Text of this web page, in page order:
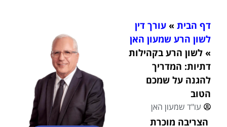
דף הבית »עורך דין
לשון הרע שמעון האן
»לשון הרע בקהילות
דתיות: המדריך
להגנה על שמכם
הטוב
עו"ד שמעון האן
הצריבה מוכרת